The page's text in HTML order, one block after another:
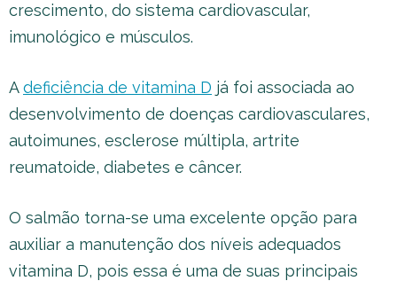
crescimento, do sistema cardiovascular,
imunológico e músculos.
Adeficiência de vitamina D já foi associada ao
desenvolvimento de doenças cardiovasculares,
autoimunes, esclerose múltipla, artrite
reumatoide, diabetes e câncer.
O salmão torna-se uma excelente opção para
auxiliar a manutenção dos níveis adequados
vitamina D, pois essa é uma de suas principais